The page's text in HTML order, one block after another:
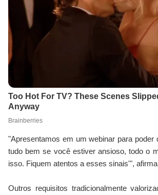
"Apresentamos em um webinar para poder
tudo bem se você estiver ansioso, todo o
isso. Fiquem atentos a esses sinais'",
Outros requisitos tradicionalmente